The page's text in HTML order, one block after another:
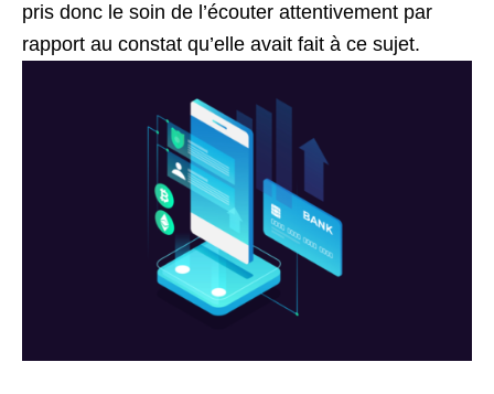
pris donc le soin de l’écouter attentivement par
rapport au constat qu’elle avait fait à ce sujet.